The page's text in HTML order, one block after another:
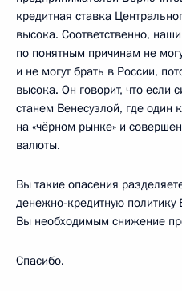
кредитная ставка
высока. Соответственно,
по понятным причинам не
и не могут брать в России,
высока. Он говорит, что если
станем Венесуэлой, где один
на «чёрном рынке» и
валюты.
Вы такие опасения
денежно-кредитную политику
Вы необходимым снижение
Спасибо.